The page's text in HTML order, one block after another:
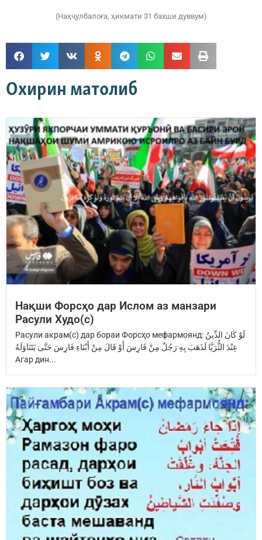
(Наҳҷулбалоға, ҳикмати 31 бахши дуввум)
Охирин матолиб
Нақши Форсҳо дар Ислом аз манзари
Расули Худо(с)
Расули акрам(с) дар бораи Форсҳо мефармоянд: ‏لَوْ كَانَ الدِّينُ
عِنْدَ ‏الثُّرَيَّا‏ ‏لَذَهَبَ بِهِ رَجُلٌ مِنْ فَارِسَ ‏أَوْ قَالَ مِنْ أَبْنَاءِ فَارِسَ ‏حَتَّى يَتَنَاوَلَهُ
Агар дин...